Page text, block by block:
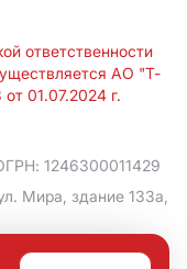
ответственности
АО "Т-
01.07.2024 г.
1246300011429
Мира, здание 133а,
данных